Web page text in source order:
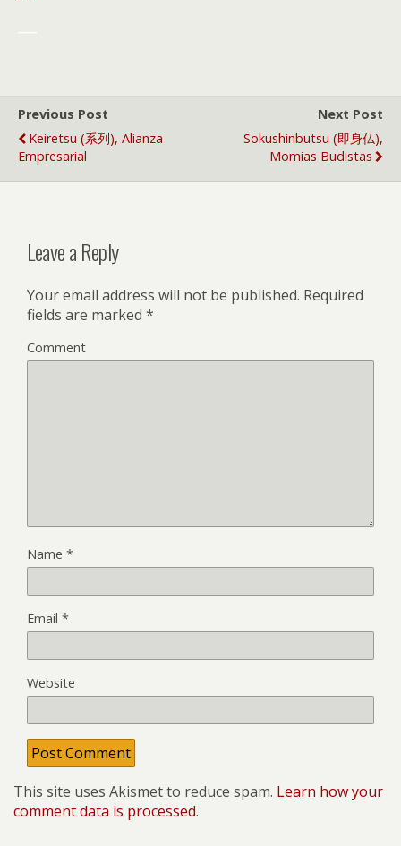
Previous Post
Keiretsu (系列), Alianza
Empresarial
Next Post
Sokushinbutsu (即身仏),
Momias Budistas
Leave a Reply
Your email address will not be published. Required
fields are marked *
Comment
Name *
Email *
Website
This site uses Akismet to reduce spam. Learn how your
comment data is processed.